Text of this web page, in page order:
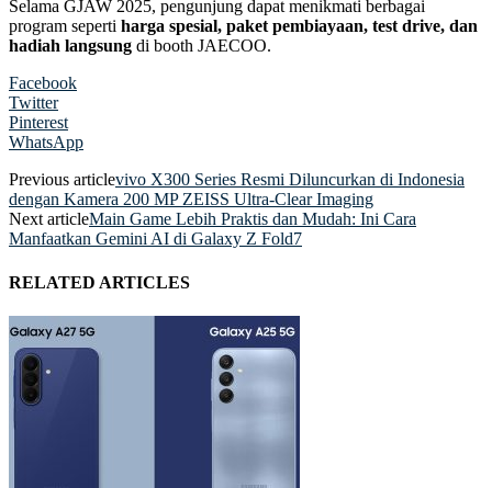
Selama GJAW 2025, pengunjung dapat menikmati berbagai
program seperti harga spesial, paket pembiayaan, test drive, dan
hadiah langsung di booth JAECOO.
Facebook
Twitter
Pinterest
WhatsApp
Previous articlevivo X300 Series Resmi Diluncurkan di Indonesia
dengan Kamera 200 MP ZEISS Ultra-Clear Imaging
Next articleMain Game Lebih Praktis dan Mudah: Ini Cara
Manfaatkan Gemini AI di Galaxy Z Fold7
RELATED ARTICLES